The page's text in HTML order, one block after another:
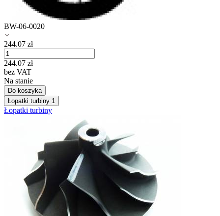
BW-06-0020
244.07 zł
244.07 zł
bez VAT
Na stanie
Do koszyka
Łopatki turbiny 1
Łopatki turbiny